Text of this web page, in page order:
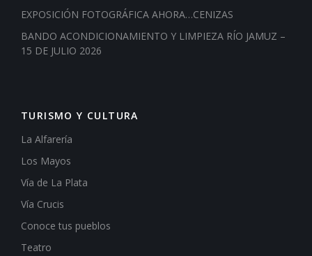
EXPOSICIÓN FOTOGRÁFICA AHORA…CENIZAS
BANDO ACONDICIONAMIENTO Y LIMPIEZA RÍO JAMUZ –
15 DE JULIO 2026
TURISMO Y CULTURA
La Alfarería
Los Mayos
Vía de La Plata
Vía Crucis
Conoce tus pueblos
Teatro